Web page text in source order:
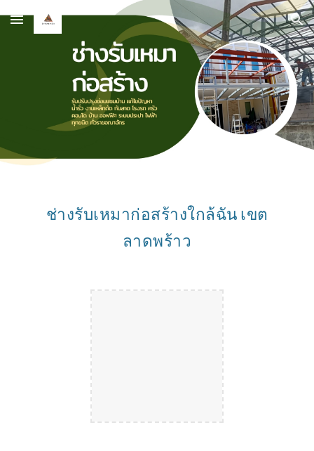
Skip to main content Skip to navigation
ช่างรับเหมาก่อสร้างใกล้ฉัน เขต
ลาดพร้าว